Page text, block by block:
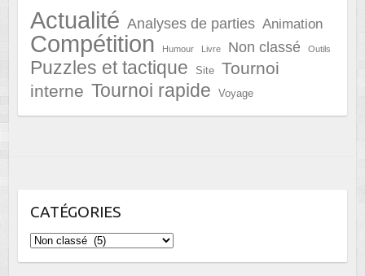
Actualité Analyses de parties Animation
Compétition Humour Livre Non classé Outils
Puzzles et tactique Site
Tournoi
interne Tournoi rapide Voyage
CATÉGORIES
Catégories